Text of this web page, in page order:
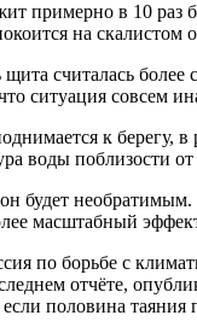
примерно в 10 раз
на
щита считалась
ситуация совсем
к берегу,
воды поблизости
будет
масштабный
по борьбе с
отчёте,
половина таяния